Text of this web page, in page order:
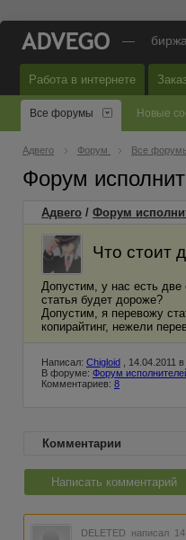
—
Работа в интернете
Все форумы Новые
Адвего Форум Все
Форум
Адвего / Форум
Что стоит
Допустим, у нас есть две
статья будет дороже?
Допустим, я перевожу
копирайтинг, нежели
Написал: Chigloid , 14.04.2011
В форуме: Форум
Комментариев: 8
Комментарии
Написать комментарий
DELETED написал